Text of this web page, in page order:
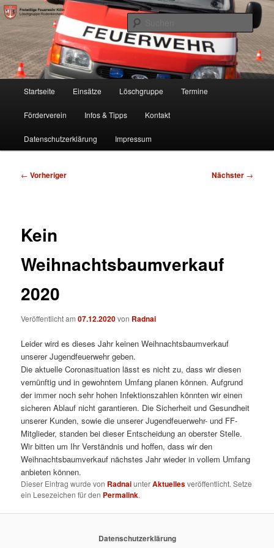
Zum
primären
Inhalt
springenFF Köln, LG RD
Freiwillige Feuerwehr Köln, Löschgruppe Rodenkirchen
Startseite Einsätze Löschgruppe Termine
Förderverein Infos & Tipps Kontakt
Datenschutzerklärung Impressum
Beitragsnavigation
← Vorheriger Nächster →
Kein
Weihnachtsbaumverkauf
2020
Veröffentlicht am07.12.2020von Radnai
Leider wird es dieses Jahr keinen Weihnachtsbaumverkauf
unserer Jugendfeuerwehr geben.
Die aktuelle Coronasituation lässt es nicht zu, dass wir diesen
vernünftig und in gewohntem Umfang planen können. Aufgrund
der immer noch sehr hohen Infektionszahlen könnten wir einen
sicheren Ablauf nicht garantieren. Die Sicherheit und Gesundheit
unserer Kunden, sowie die unserer Jugendfeuerwehr- und FF-
Mitglieder, standen bei dieser Entscheidung an oberster Stelle.
Wir bitten um Ihr Verständnis und hoffen, dass wir den
Weihnachtsbaumverkauf nächstes Jahr wieder in vollem Umfang
anbieten können.
Dieser Eintrag wurde von RadnaiunterAktuellesveröffentlicht. Setze
ein Lesezeichen für den Permalink.
Datenschutzerklärung